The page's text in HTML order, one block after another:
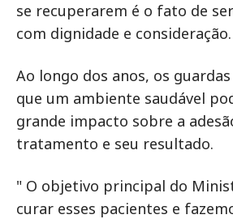
se recuperarem é o fato de
com dignidade e consideração.
Ao longo dos anos, os
que um ambiente saudável
grande impacto sobre a
tratamento e seu resultado.
" O objetivo principal do
curar esses pacientes e